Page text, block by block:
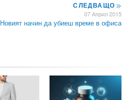
СЛЕДВАЩО>>
07 Април 2015
Новият начин да убиеш време в офиса